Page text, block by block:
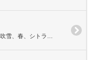
雪、春、シトラ…